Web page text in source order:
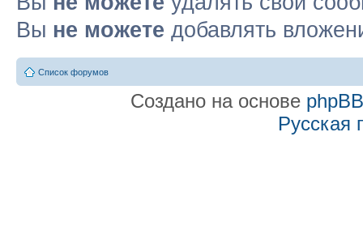
Вы не можете добавлять
Список форумов
Создано на основе phpBB
Русская